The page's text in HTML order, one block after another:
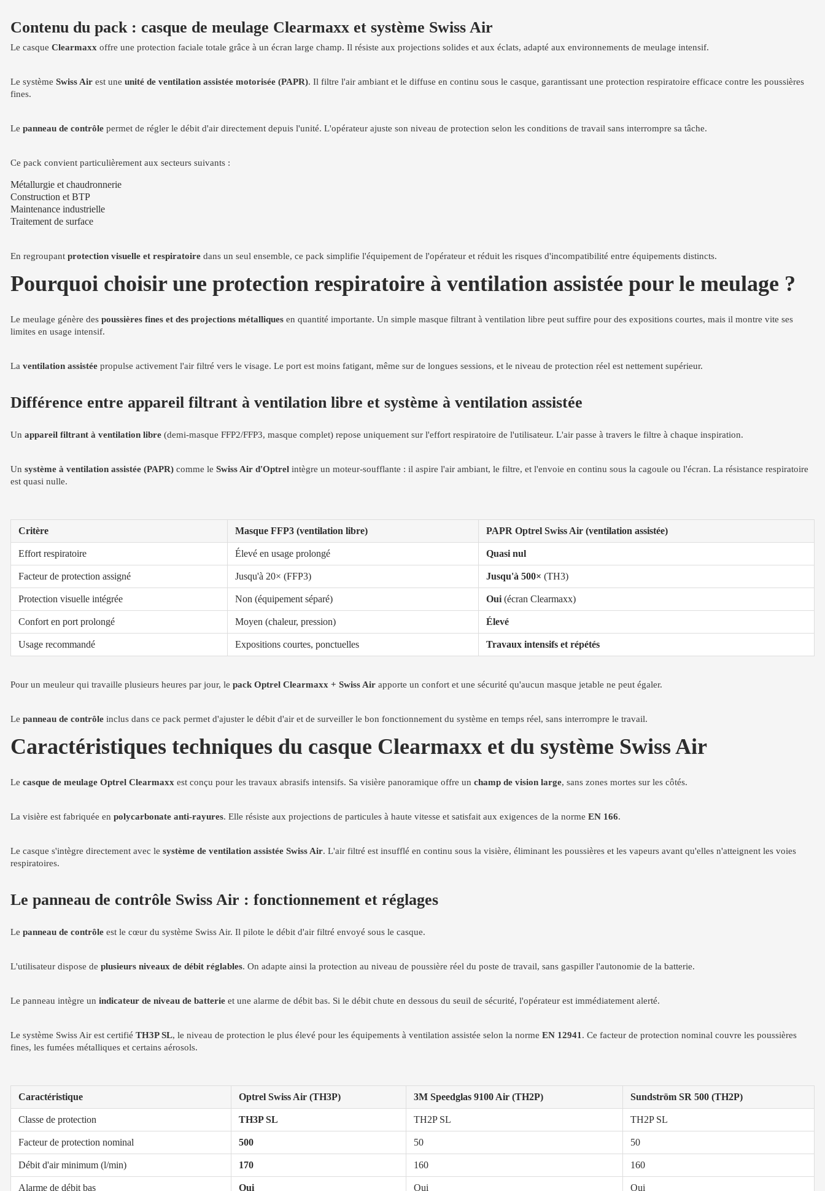
Contenu du pack : casque de meulage Clearmaxx et système Swiss Air
Le casque Clearmaxx offre une protection faciale totale grâce à un écran large champ. Il résiste aux projections solides et aux éclats, adapté aux environnements de meulage intensif.
Le système Swiss Air est une unité de ventilation assistée motorisée (PAPR). Il filtre l'air ambiant et le diffuse en continu sous le casque, garantissant une protection respiratoire efficace contre les poussières
fines.
Le panneau de contrôle permet de régler le débit d'air directement depuis l'unité. L'opérateur ajuste son niveau de protection selon les conditions de travail sans interrompre sa tâche.
Ce pack convient particulièrement aux secteurs suivants :
Métallurgie et chaudronnerie
Construction et BTP
Maintenance industrielle
Traitement de surface
En regroupant protection visuelle et respiratoire dans un seul ensemble, ce pack simplifie l'équipement de l'opérateur et réduit les risques d'incompatibilité entre équipements distincts.
Pourquoi choisir une protection respiratoire à ventilation assistée pour le meulage ?
Le meulage génère des poussières fines et des projections métalliques en quantité importante. Un simple masque filtrant à ventilation libre peut suffire pour des expositions courtes, mais il montre vite ses
limites en usage intensif.
La ventilation assistée propulse activement l'air filtré vers le visage. Le port est moins fatigant, même sur de longues sessions, et le niveau de protection réel est nettement supérieur.
Différence entre appareil filtrant à ventilation libre et système à ventilation assistée
Un appareil filtrant à ventilation libre (demi-masque FFP2/FFP3, masque complet) repose uniquement sur l'effort respiratoire de l'utilisateur. L'air passe à travers le filtre à chaque inspiration.
Un système à ventilation assistée (PAPR) comme le Swiss Air d'Optrel intègre un moteur-soufflante : il aspire l'air ambiant, le filtre, et l'envoie en continu sous la cagoule ou l'écran. La résistance respiratoire
est quasi nulle.
Critère Masque FFP3 (ventilation libre) PAPR Optrel Swiss Air (ventilation assistée)
Effort respiratoire Élevé en usage prolongé Quasi nul
Facteur de protection assigné Jusqu'à 20× (FFP3) Jusqu'à 500× (TH3)
Protection visuelle intégrée Non (équipement séparé) Oui (écran Clearmaxx)
Confort en port prolongé Moyen (chaleur, pression) Élevé
Usage recommandé Expositions courtes, ponctuelles Travaux intensifs et répétés
Pour un meuleur qui travaille plusieurs heures par jour, le pack Optrel Clearmaxx + Swiss Air apporte un confort et une sécurité qu'aucun masque jetable ne peut égaler.
Le panneau de contrôle inclus dans ce pack permet d'ajuster le débit d'air et de surveiller le bon fonctionnement du système en temps réel, sans interrompre le travail.
Caractéristiques techniques du casque Clearmaxx et du système Swiss Air
Le casque de meulage Optrel Clearmaxx est conçu pour les travaux abrasifs intensifs. Sa visière panoramique offre un champ de vision large, sans zones mortes sur les côtés.
La visière est fabriquée en polycarbonate anti-rayures. Elle résiste aux projections de particules à haute vitesse et satisfait aux exigences de la norme EN 166.
Le casque s'intègre directement avec le système de ventilation assistée Swiss Air. L'air filtré est insufflé en continu sous la visière, éliminant les poussières et les vapeurs avant qu'elles n'atteignent les voies
respiratoires.
Le panneau de contrôle Swiss Air : fonctionnement et réglages
Le panneau de contrôle est le cœur du système Swiss Air. Il pilote le débit d'air filtré envoyé sous le casque.
L'utilisateur dispose de plusieurs niveaux de débit réglables. On adapte ainsi la protection au niveau de poussière réel du poste de travail, sans gaspiller l'autonomie de la batterie.
Le panneau intègre un indicateur de niveau de batterie et une alarme de débit bas. Si le débit chute en dessous du seuil de sécurité, l'opérateur est immédiatement alerté.
Le système Swiss Air est certifié TH3P SL, le niveau de protection le plus élevé pour les équipements à ventilation assistée selon la norme EN 12941. Ce facteur de protection nominal couvre les poussières
fines, les fumées métalliques et certains aérosols.
Caractéristique Optrel Swiss Air (TH3P) 3M Speedglas 9100 Air (TH2P) Sundström SR 500 (TH2P)
Classe de protection TH3P SL TH2P SL TH2P SL
Facteur de protection nominal 500 50 50
Débit d'air minimum (l/min) 170 160 160
Alarme de débit bas Oui Oui Oui